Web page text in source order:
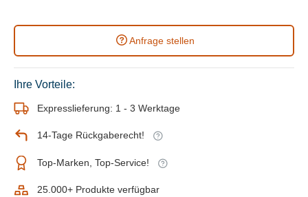
Anfrage stellen
Ihre Vorteile:
Expresslieferung: 1 - 3 Werktage
14-Tage Rückgaberecht!
Top-Marken, Top-Service!
25.000+ Produkte verfügbar